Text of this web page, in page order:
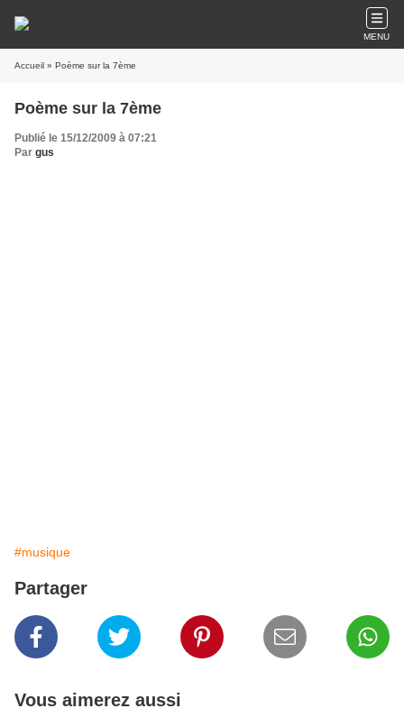
MENU
Accueil » Poème sur la 7ème
Poème sur la 7ème
Publié le 15/12/2009 à 07:21
Par gus
#musique
Partager
Vous aimerez aussi